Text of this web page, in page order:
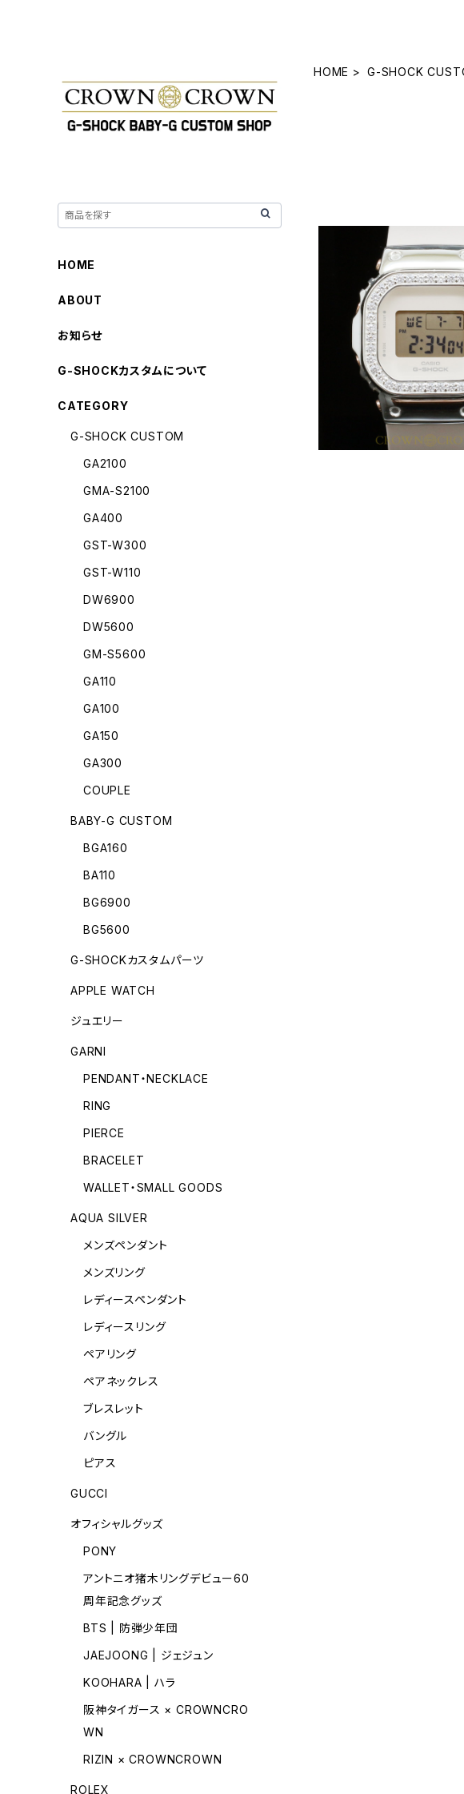
HOME G-SHOCK
G-SHOCK カスタム 腕
600PG-4 GM-
¥88,000
HOME
ABOUT
お知らせ
G-SHOCKカスタムについて
CATEGORY
G-SHOCK CUSTOM
GA2100
GMA-S2100
GA400
GST-W300
GST-W110
DW6900
DW5600
GM-S5600
GA110
GA100
GA150
GA300
COUPLE
BABY-G CUSTOM
BGA160
BA110
BG6900
BG5600
G-SHOCKカスタムパーツ
APPLE WATCH
ジュエリー
GARNI
PENDANT・NECKLACE
RING
PIERCE
BRACELET
WALLET・SMALL GOODS
AQUA SILVER
メンズペンダント
メンズリング
レディースペンダント
レディースリング
ペアリング
ペアネックレス
ブレスレット
バングル
ピアス
GUCCI
オフィシャルグッズ
PONY
アントニオ猪木リングデビュー60
周年記念グッズ
BTS | 防弾少年団
JAEJOONG | ジェジュン
KOOHARA | ハラ
阪神タイガース × CROWNCRO
WN
RIZIN × CROWNCROWN
ROLEX